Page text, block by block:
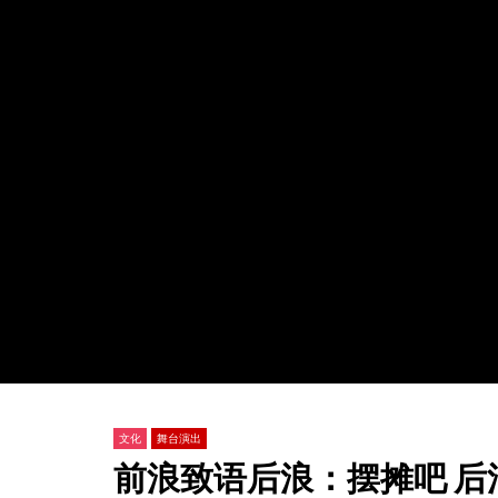
文化 舞台演出
前浪致语后浪：摆摊吧 后